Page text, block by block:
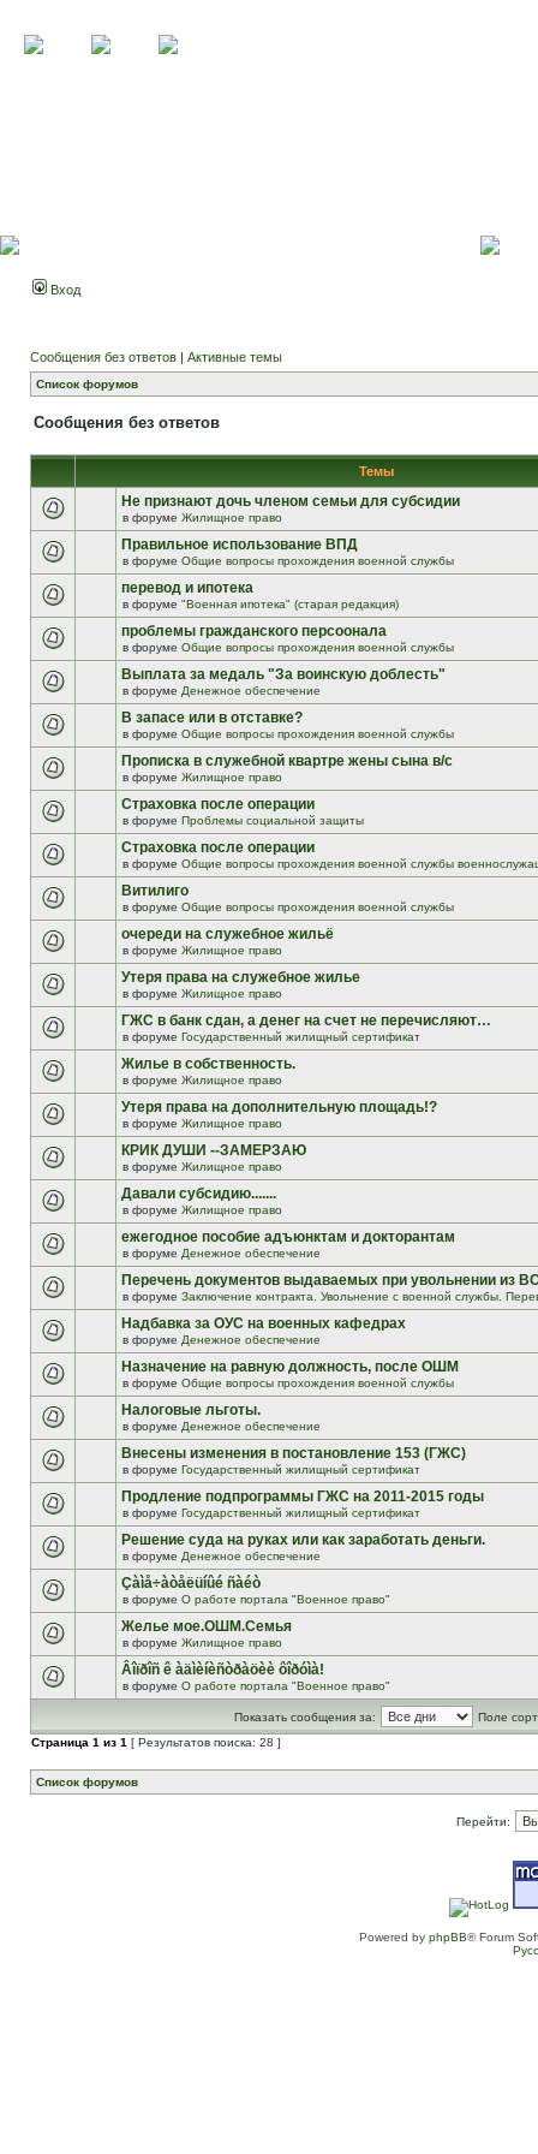
Вход
Сообщения без ответов | Активные темы
Список форумов
Сообщения без ответов
Темы
Не признают дочь членом семьи для субсидии
в форуме Жилищное право
Правильное использование ВПД
в форуме Общие вопросы прохождения военной службы
перевод и ипотека
в форуме "Военная ипотека" (старая редакция)
проблемы гражданского персоонала
в форуме Общие вопросы прохождения военной службы
Выплата за медаль "За воинскую доблесть"
в форуме Денежное обеспечение
В запасе или в отставке?
в форуме Общие вопросы прохождения военной службы
Прописка в служебной квартре жены сына в/с
в форуме Жилищное право
Страховка после операции
в форуме Проблемы социальной защиты
Страховка после операции
в форуме Общие вопросы прохождения военной службы
Витилиго
в форуме Общие вопросы прохождения военной службы
очереди на служебное жильё
в форуме Жилищное право
Утеря права на служебное жилье
в форуме Жилищное право
ГЖС в банк сдан, а денег на счет не перечисляют…
в форуме Государственный жилищный сертификат
Жилье в собственность.
в форуме Жилищное право
Утеря права на дополнительную площадь!?
в форуме Жилищное право
КРИК ДУШИ --ЗАМЕРЗАЮ
в форуме Жилищное право
Давали субсидию.......
в форуме Жилищное право
ежегодное пособие адъюнктам и докторантам
в форуме Денежное обеспечение
Перечень документов выдаваемых при увольнении из
в форуме Заключение контракта. Увольнение с военной службы.
Надбавка за ОУС на военных кафедрах
в форуме Денежное обеспечение
Назначение на равную должность, после ОШМ
в форуме Общие вопросы прохождения военной службы
Налоговые льготы.
в форуме Денежное обеспечение
Внесены изменения в постановление 153 (ГЖС)
в форуме Государственный жилищный сертификат
Продление подпрограммы ГЖС на 2011-2015 годы
в форуме Государственный жилищный сертификат
Решение суда на руках или как заработать деньги.
в форуме Денежное обеспечение
Çàìå÷àòåëüíûé ñàéò
в форуме О работе портала "Военное право"
Желье мое.ОШМ.Семья
в форуме Жилищное право
Âîïðîñ ê àäìèíèñòðàöèè ôîðóìà!
в форуме О работе портала "Военное право"
Показать сообщения за:
Поле
Страница 1 из 1 [ Результатов поиска: 28 ]
Список форумов
Перейти:
Powered by phpBB® Forum